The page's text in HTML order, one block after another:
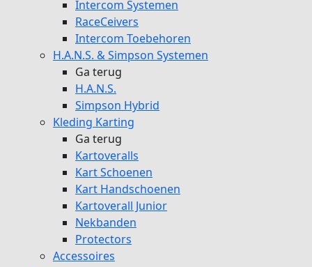
Intercom Systemen
RaceCeivers
Intercom Toebehoren
H.A.N.S. & Simpson Systemen
Ga terug
H.A.N.S.
Simpson Hybrid
Kleding Karting
Ga terug
Kartoveralls
Kart Schoenen
Kart Handschoenen
Kartoverall Junior
Nekbanden
Protectors
Accessoires